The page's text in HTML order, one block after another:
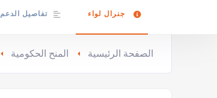
جنرال لواء تفاصيل الدعم
الصفحة الرئيسية المنح الحكومية